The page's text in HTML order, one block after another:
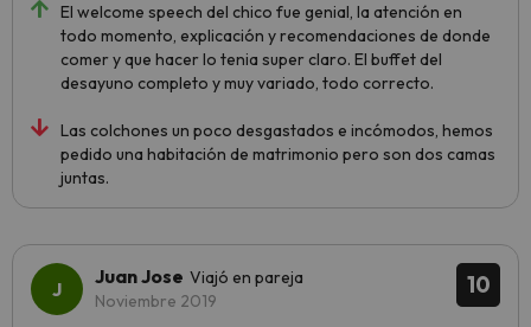
El welcome speech del chico fue genial, la atención en
todo momento, explicación y recomendaciones de donde
comer y que hacer lo tenia super claro. El buffet del
desayuno completo y muy variado, todo correcto.
Las colchones un poco desgastados e incómodos, hemos
pedido una habitación de matrimonio pero son dos camas
juntas.
10
Juan Jose Viajó en pareja
Noviembre 2019